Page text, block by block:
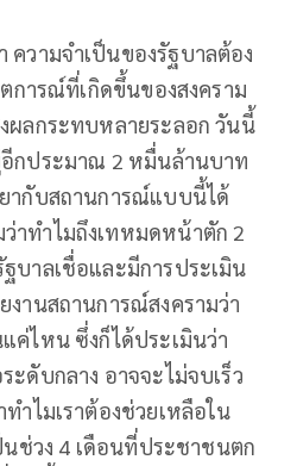
ความจำเป็นของรัฐบาลต้อง
การณ์ที่เกิดขึ้นของสงคราม
ผลกระทบหลายระลอก วันนี้
อีกประมาณ 2 หมื่นล้านบาท
ากับสถานการณ์แบบนี้ได้
าทำไมถึงเทหมดหน้าตัก 2
บาลเชื่อและมีการประเมิน
านสถานการณ์สงครามว่า
ค่ไหน ซึ่งก็ได้ประเมินว่า
ะดับกลาง อาจจะไม่จบเร็ว
ทำไมเราต้องช่วยเหลือใน
นช่วง 4 เดือนที่ประชาชนตก